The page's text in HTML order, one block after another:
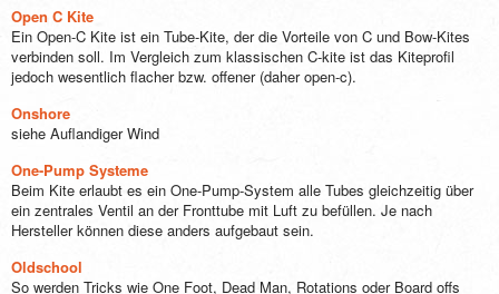
Open C Kite
Ein Open-C Kite ist ein Tube-Kite, der die Vorteile von C und Bow-Kites
verbinden soll. Im Vergleich zum klassischen C-kite ist das Kiteprofil
jedoch wesentlich flacher bzw. offener (daher open-c).
Onshore
siehe Auflandiger Wind
One-Pump Systeme
Beim Kite erlaubt es ein One-Pump-System alle Tubes gleichzeitig über
ein zentrales Ventil an der Fronttube mit Luft zu befüllen. Je nach
Hersteller können diese anders aufgebaut sein.
Oldschool
So werden Tricks wie One Foot, Dead Man, Rotations oder Board offs